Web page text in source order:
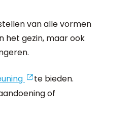
van alle vormen
het gezin, maar ook
te bieden.
of